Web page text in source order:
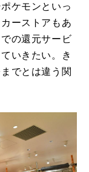
ケモンといっ
ーストアもあ
の還元サービ
いきたい。き
でとは違う関